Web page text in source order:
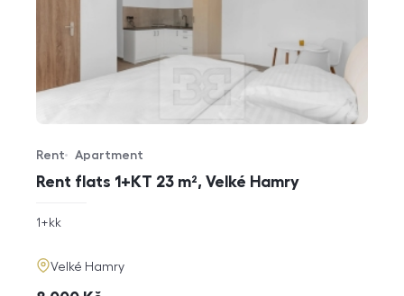
Rent flats 1+KT 23 m², Velké Hamry
Offer type
Rent
Property type
Apartment
rozměry
1+kk
adresa
Velké Hamry